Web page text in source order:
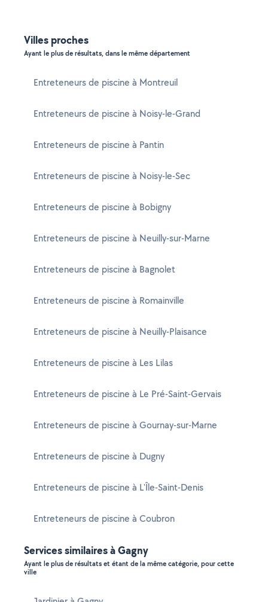
Villes proches
Ayant le plus de résultats, dans le même département
Entreteneurs de piscine à Montreuil
Entreteneurs de piscine à Noisy-le-Grand
Entreteneurs de piscine à Pantin
Entreteneurs de piscine à Noisy-le-Sec
Entreteneurs de piscine à Bobigny
Entreteneurs de piscine à Neuilly-sur-Marne
Entreteneurs de piscine à Bagnolet
Entreteneurs de piscine à Romainville
Entreteneurs de piscine à Neuilly-Plaisance
Entreteneurs de piscine à Les Lilas
Entreteneurs de piscine à Le Pré-Saint-Gervais
Entreteneurs de piscine à Gournay-sur-Marne
Entreteneurs de piscine à Dugny
Entreteneurs de piscine à L'Île-Saint-Denis
Entreteneurs de piscine à Coubron
Services similaires à Gagny
Ayant le plus de résultats et étant de la même catégorie, pour cette
ville